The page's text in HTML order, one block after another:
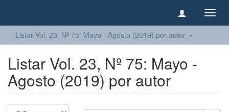
Listar Vol. 23, Nº 75: Mayo - Agosto (2019) por autor
Listar Vol. 23, Nº 75: Mayo -
Agosto (2019) por autor